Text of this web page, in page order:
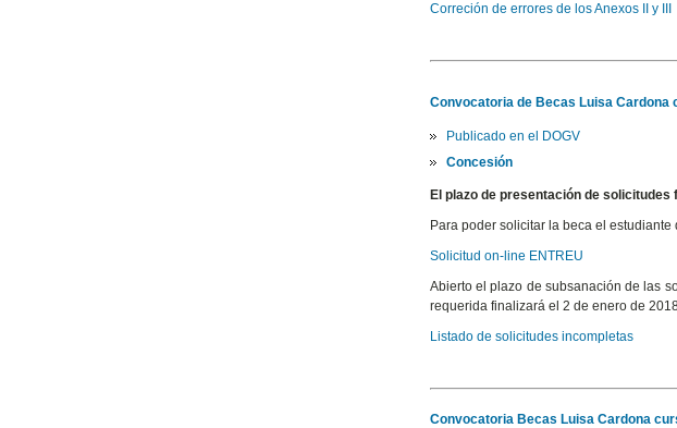
Correción de errores de los Anexos II y III
Convocatoria de Becas Luisa Cardona
Publicado en el DOGV
Concesión
El plazo de presentación de solicitudes
Para poder solicitar la beca el
Solicitud on-line ENTREU
Abierto el plazo de subsanación de las
requerida finalizará el 2 de enero de
Listado de solicitudes incompletas
Convocatoria Becas Luisa Cardona